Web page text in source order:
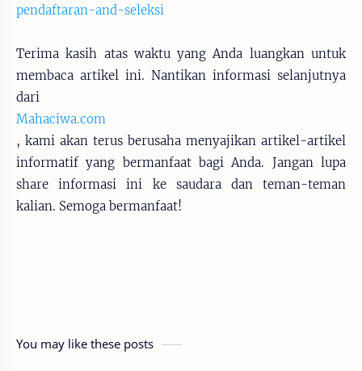
pendaftaran-and-seleksi
Terima kasih atas waktu yang Anda luangkan untuk
membaca artikel ini. Nantikan informasi selanjutnya
dari
Mahaciwa.com
, kami akan terus berusaha menyajikan artikel-artikel
informatif yang bermanfaat bagi Anda. Jangan lupa
share informasi ini ke saudara dan teman-teman
kalian. Semoga bermanfaat!
You may like these posts